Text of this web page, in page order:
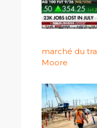
marché du
Moore